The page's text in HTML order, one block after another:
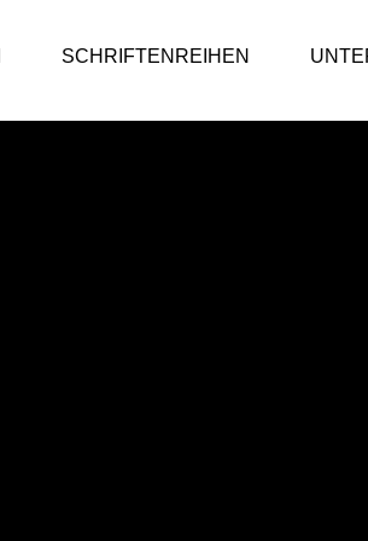
SCHRIFTENREIHEN